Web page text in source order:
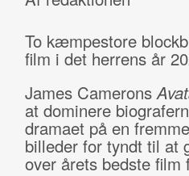
To kæmpestore
film i det herrens år
James Camerons
at dominere
dramaet på en
billeder for tyndt til at
over årets bedste film